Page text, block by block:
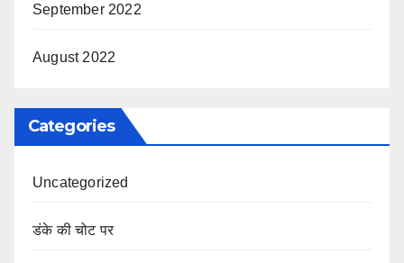
September 2022
August 2022
Categories
Uncategorized
डंके की चोट पर